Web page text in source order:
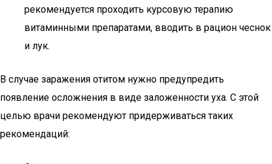
рекомендуется проходить курсовую терапию
витаминными препаратами, вводить в рацион чеснок
и лук.
В случае заражения отитом нужно предупредить
появление осложнения в виде заложенности уха. С этой
целью врачи рекомендуют придерживаться таких
рекомендаций: